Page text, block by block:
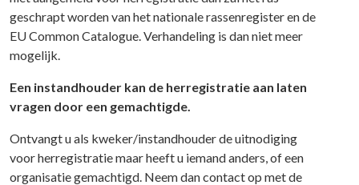
geschrapt worden van het nationale rassenregister en de
EU Common Catalogue. Verhandeling is dan niet meer
mogelijk.
Een instandhouder kan de herregistratie aan laten
vragen door een gemachtigde.
Ontvangt u als kweker/instandhouder de uitnodiging
voor herregistratie maar heeft u iemand anders, of een
organisatie gemachtigd. Neem dan contact op met de